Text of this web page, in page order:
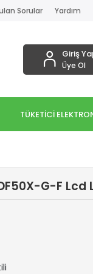
Sorular Yardım
Giriş
Üye Ol
TÜKETİCİ
G-F Lcd